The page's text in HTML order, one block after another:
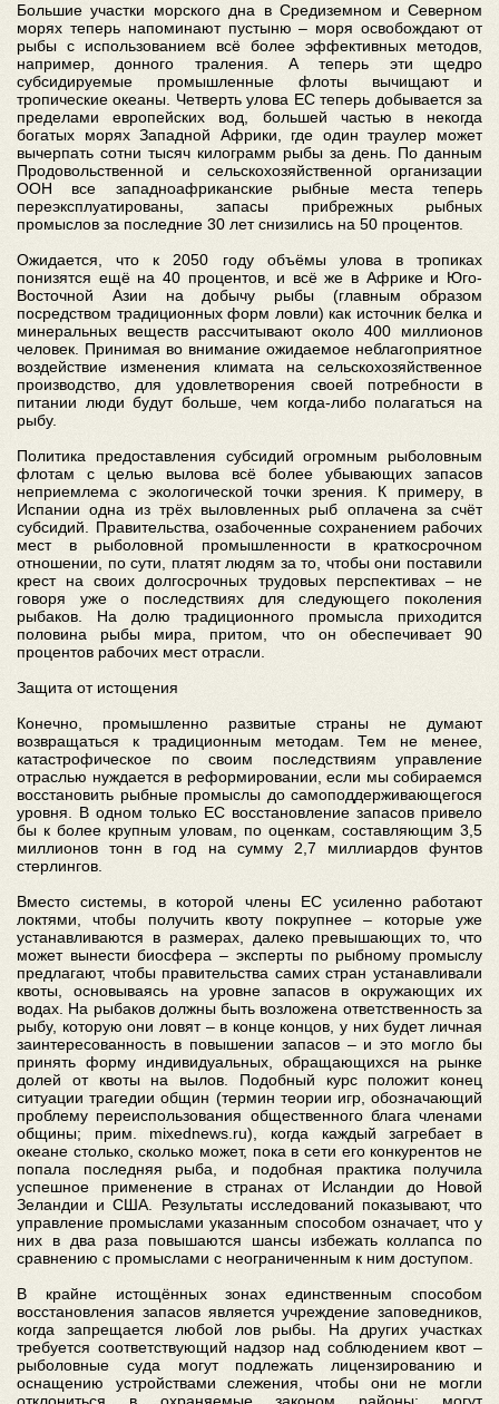
Большие участки морского дна в Средиземном и Северном
морях теперь напоминают пустыню – моря освобождают от
рыбы с использованием всё более эффективных методов,
например, донного траления. А теперь эти щедро
субсидируемые промышленные флоты вычищают и
тропические океаны. Четверть улова ЕС теперь добывается за
пределами европейских вод, большей частью в некогда
богатых морях Западной Африки, где один траулер может
вычерпать сотни тысяч килограмм рыбы за день. По данным
Продовольственной и сельскохозяйственной организации
ООН все западноафриканские рыбные места теперь
переэксплуатированы, запасы прибрежных рыбных
промыслов за последние 30 лет снизились на 50 процентов.
Ожидается, что к 2050 году объёмы улова в тропиках
понизятся ещё на 40 процентов, и всё же в Африке и Юго-
Восточной Азии на добычу рыбы (главным образом
посредством традиционных форм ловли) как источник белка и
минеральных веществ рассчитывают около 400 миллионов
человек. Принимая во внимание ожидаемое неблагоприятное
воздействие изменения климата на сельскохозяйственное
производство, для удовлетворения своей потребности в
питании люди будут больше, чем когда-либо полагаться на
рыбу.
Политика предоставления субсидий огромным рыболовным
флотам с целью вылова всё более убывающих запасов
неприемлема с экологической точки зрения. К примеру, в
Испании одна из трёх выловленных рыб оплачена за счёт
субсидий. Правительства, озабоченные сохранением рабочих
мест в рыболовной промышленности в краткосрочном
отношении, по сути, платят людям за то, чтобы они поставили
крест на своих долгосрочных трудовых перспективах – не
говоря уже о последствиях для следующего поколения
рыбаков. На долю традиционного промысла приходится
половина рыбы мира, притом, что он обеспечивает 90
процентов рабочих мест отрасли.
Защита от истощения
Конечно, промышленно развитые страны не думают
возвращаться к традиционным методам. Тем не менее,
катастрофическое по своим последствиям управление
отраслью нуждается в реформировании, если мы собираемся
восстановить рыбные промыслы до самоподдерживающегося
уровня. В одном только ЕС восстановление запасов привело
бы к более крупным уловам, по оценкам, составляющим 3,5
миллионов тонн в год на сумму 2,7 миллиардов фунтов
стерлингов.
Вместо системы, в которой члены ЕС усиленно работают
локтями, чтобы получить квоту покрупнее – которые уже
устанавливаются в размерах, далеко превышающих то, что
может вынести биосфера – эксперты по рыбному промыслу
предлагают, чтобы правительства самих стран устанавливали
квоты, основываясь на уровне запасов в окружающих их
водах. На рыбаков должны быть возложена ответственность за
рыбу, которую они ловят – в конце концов, у них будет личная
заинтересованность в повышении запасов – и это могло бы
принять форму индивидуальных, обращающихся на рынке
долей от квоты на вылов. Подобный курс положит конец
ситуации трагедии общин (термин теории игр, обозначающий
проблему переиспользования общественного блага членами
общины; прим. mixednews.ru), когда каждый загребает в
океане столько, сколько может, пока в сети его конкурентов не
попала последняя рыба, и подобная практика получила
успешное применение в странах от Исландии до Новой
Зеландии и США. Результаты исследований показывают, что
управление промыслами указанным способом означает, что у
них в два раза повышаются шансы избежать коллапса по
сравнению с промыслами с неограниченным к ним доступом.
В крайне истощённых зонах единственным способом
восстановления запасов является учреждение заповедников,
когда запрещается любой лов рыбы. На других участках
требуется соответствующий надзор над соблюдением квот –
рыболовные суда могут подлежать лицензированию и
оснащению устройствами слежения, чтобы они не могли